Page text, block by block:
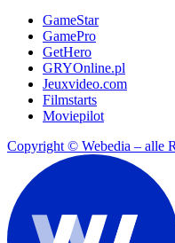
GameStar
GamePro
GetHero
GRYOnline.pl
Jeuxvideo.com
Filmstarts
Moviepilot
Copyright © Webedia – alle